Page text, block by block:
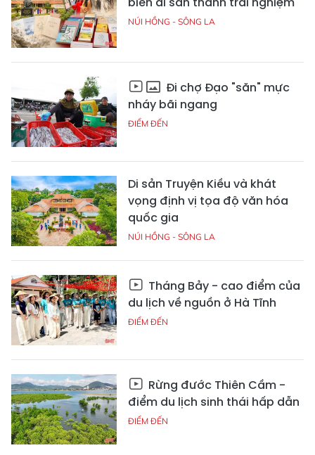
NÚI HỒNG - SÔNG LA
Đi chợ Đạo "săn" mực
nháy bãi ngang
ĐIỂM ĐẾN
Di sản Truyện Kiều và khát
vọng định vị tọa độ văn hóa
quốc gia
NÚI HỒNG - SÔNG LA
Tháng Bảy - cao điểm của
du lịch về nguồn ở Hà Tĩnh
ĐIỂM ĐẾN
Rừng đước Thiên Cầm -
điểm du lịch sinh thái hấp dẫn
ĐIỂM ĐẾN